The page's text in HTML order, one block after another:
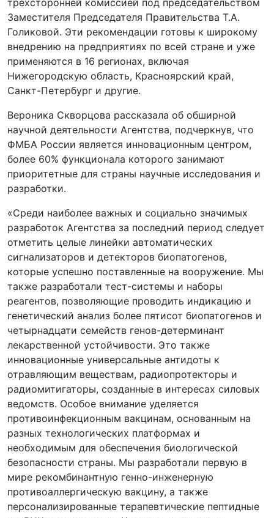
трехсторонней комиссией под председательством
Заместителя Председателя Правительства Т.А.
Голиковой. Эти рекомендации готовы к широкому
внедрению на предприятиях по всей стране и уже
применяются в 16 регионах, включая
Нижегородскую область, Красноярский край,
Санкт-Петербург и другие.
Вероника Скворцова рассказала об обширной
научной деятельности Агентства, подчеркнув, что
ФМБА России является инновационным центром,
более 60% функционала которого занимают
приоритетные для страны научные исследования и
разработки.
«Среди наиболее важных и социально значимых
разработок Агентства за последний период следует
отметить целые линейки автоматических
сигнализаторов и детекторов биопатогенов,
которые успешно поставленные на вооружение. Мы
также разработали тест-системы и наборы
реагентов, позволяющие проводить индикацию и
генетический анализ более пятисот биопатогенов и
четырнадцати семейств генов-детерминант
лекарственной устойчивости. Это также
инновационные универсальные антидоты к
отравляющим веществам, радиопротекторы и
радиомитигаторы, созданные в интересах силовых
ведомств. Особое внимание уделяется
противоинфекционным вакцинам, основанным на
разных технологических платформах и
необходимым для обеспечения биологической
безопасности страны. Мы разработали первую в
мире рекомбинантную генно-инженерную
противоаллергическую вакцину, а также
персонализированные терапевтические пептидные